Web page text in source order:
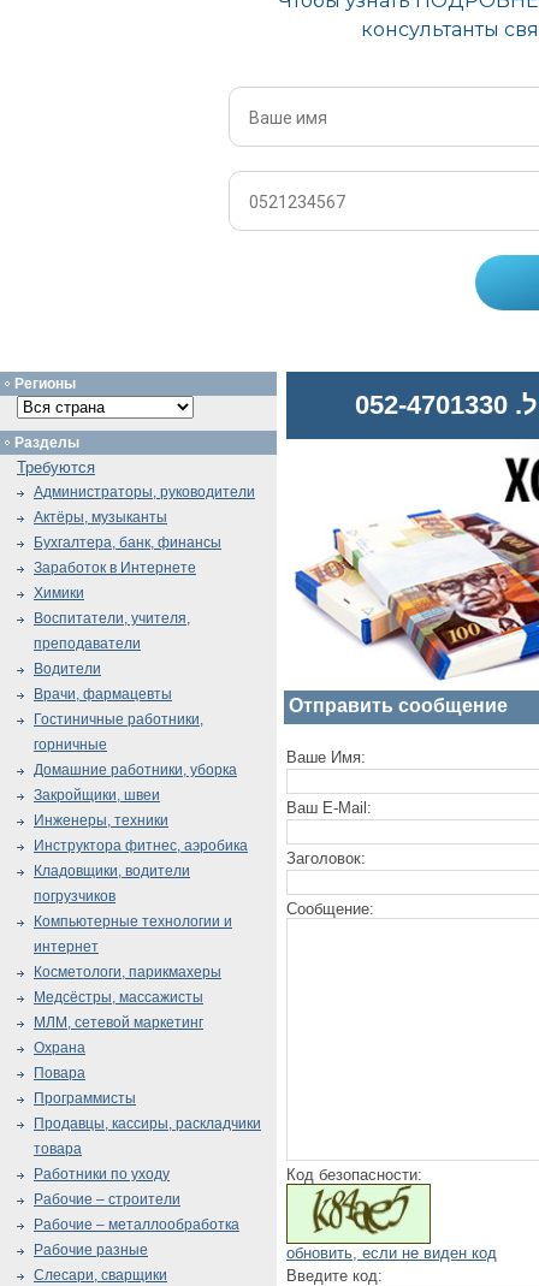
Отправить сообщение
Ваше Имя:
Ваш E-Mail:
Заголовок:
Сообщение:
Код безопасности:
обновить, если не виден код
Введите код:
Регионы
Разделы
Требуются
Администраторы, руководители
Актёры, музыканты
Бухгалтера, банк, финансы
Заработок в Интернете
Химики
Воспитатели, учителя,
преподаватели
Водители
Врачи, фармацевты
Гостиничные работники,
горничные
Домашние работники, уборка
Закройщики, швеи
Инженеры, техники
Инструктора фитнес, аэробика
Кладовщики, водители
погрузчиков
Компьютерные технологии и
интернет
Косметологи, парикмахеры
Медсёстры, массажисты
МЛМ, сетевой маркетинг
Охрана
Повара
Программисты
Продавцы, кассиры, раскладчики
товара
Работники по уходу
Рабочие – строители
Рабочие – металлообработка
Рабочие разные
Слесари, сварщики